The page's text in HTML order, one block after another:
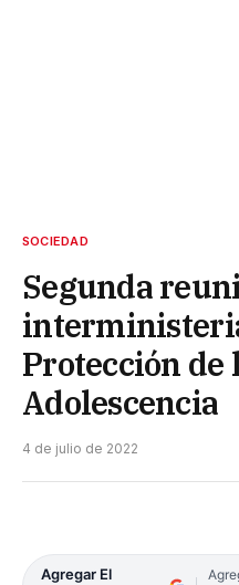
SOCIEDAD
Segunda
Protección de
Adolescencia
4 de julio de 2022
Agregar El